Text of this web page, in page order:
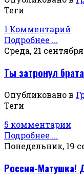
Теги
1 Комментарий
Подробнее ...
Среда, 21 сентября
Ты затронул
Опубликовано в
Теги
5 комментарии
Подробнее ...
Понедельник, 19
Россия-Матушка!